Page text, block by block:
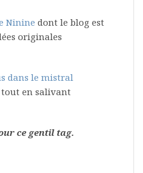
Ninine dont le blog est
originales
dans le mistral
tout en salivant
ce gentil tag.